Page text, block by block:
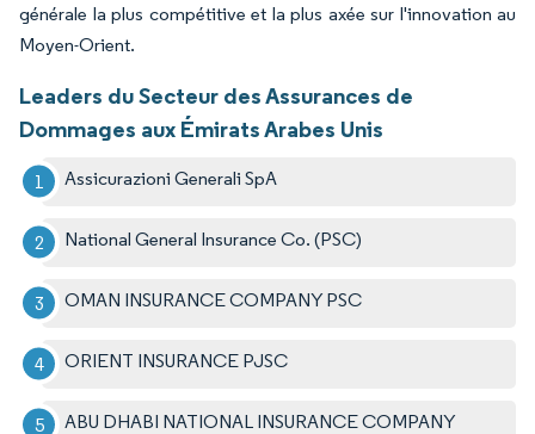
générale la plus compétitive et la plus axée sur l'innovation au
Moyen-Orient.
Leaders du Secteur des Assurances de
Dommages aux Émirats Arabes Unis
Assicurazioni Generali SpA
National General Insurance Co. (PSC)
OMAN INSURANCE COMPANY PSC
ORIENT INSURANCE PJSC
ABU DHABI NATIONAL INSURANCE COMPANY